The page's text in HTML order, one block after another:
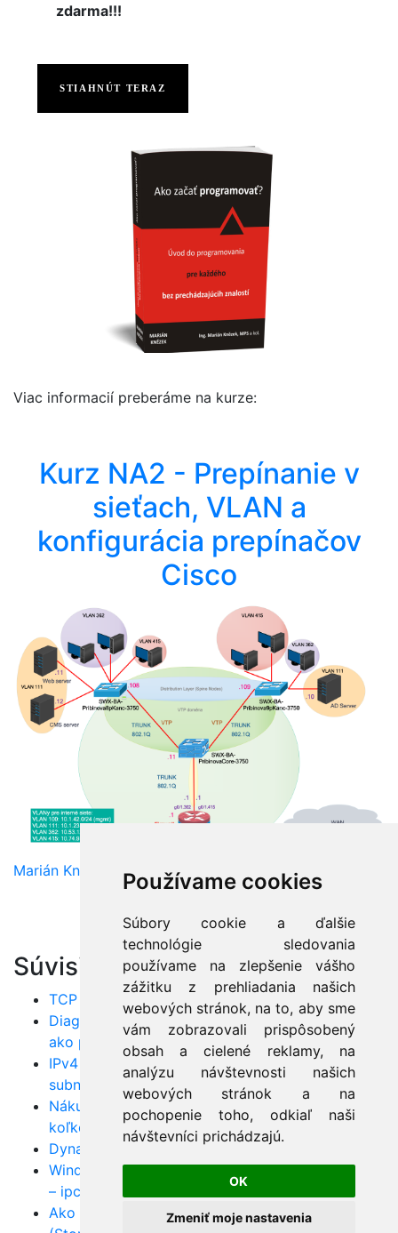
Používame cookies
Súbory cookie a ďalšie
technológie sledovania
používame na zlepšenie vášho
zážitku z prehliadania našich
webových stránok, na to, aby sme
vám zobrazovali prispôsobený
obsah a cielené reklamy, na
analýzu návštevnosti našich
webových stránok a na
pochopenie toho, odkiaľ naši
návštevníci prichádzajú.
OK
Zmeniť moje nastavenia
zdarma!!!
STIAHNÚT TERAZ
Viac informacií preberáme na kurze:
Kurz NA2 - Prepínanie v
sieťach, VLAN a
konfigurácia prepínačov
Cisco
Marián Knězek
Súvisiace články:
TCP vs UDP: Kľúčové rozdiely a použitie v praxi
Diagnostika TCP/IP sietí – nauč sa riešiť chyby
ako profi
IPv4 adresovanie krok za krokom – rozumej
subnetom a CIDR
Nákup verejných IPv4 adries – čo, kde a za
koľko?
Dynamické smerovanie: RIP, OSPF i EIGRP v akcii
Windows TCP/IP nástroje pre sieťovú diagnostiku
– ipconfig, traceroute, pathping
Ako fungujú metódy forwardovania